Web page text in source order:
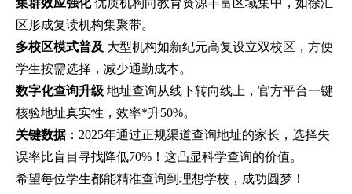
集群效应强化优质机构向教育资源丰富区域集中，如徐汇
区形成复读机构集聚带。
多校区模式普及 大型机构如新纪元高复设立双校区，方便
学生按需选择，减少通勤成本。
数字化查询升级 地址查询从线下转向线上，官方平台一键
核验地址真实性，效率*升50%。
关键数据：2025年通过正规渠道查询地址的家长，选择失
误率比盲目寻找降低70%！这凸显科学查询的价值。
希望每位学生都能精准查询到理想学校，成功圆梦！